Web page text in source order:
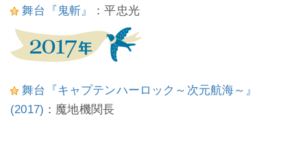
舞台『鬼斬』 ：平忠光
舞台『キャプテンハーロック～次元航海～』
(2017) ：魔地機関長